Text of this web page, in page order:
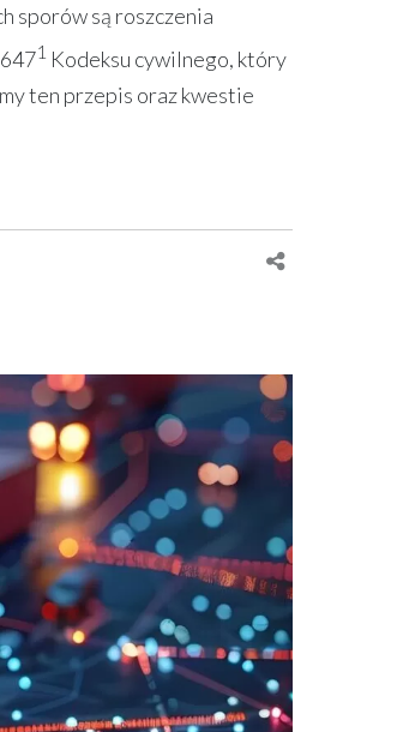
sporów są roszczenia
1 Kodeksu cywilnego, który
ten przepis oraz kwestie